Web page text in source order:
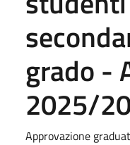
grado -
2025/
Approvazione